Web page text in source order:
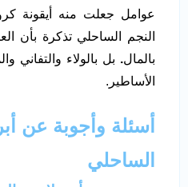
عوامل جعلت منه أيقونة
النجم الساحلي تذكرة بأن
بالمال. بل بالولاء والتفاني
الأساطير.
أسئلة وأجوبة عن
الساحلي